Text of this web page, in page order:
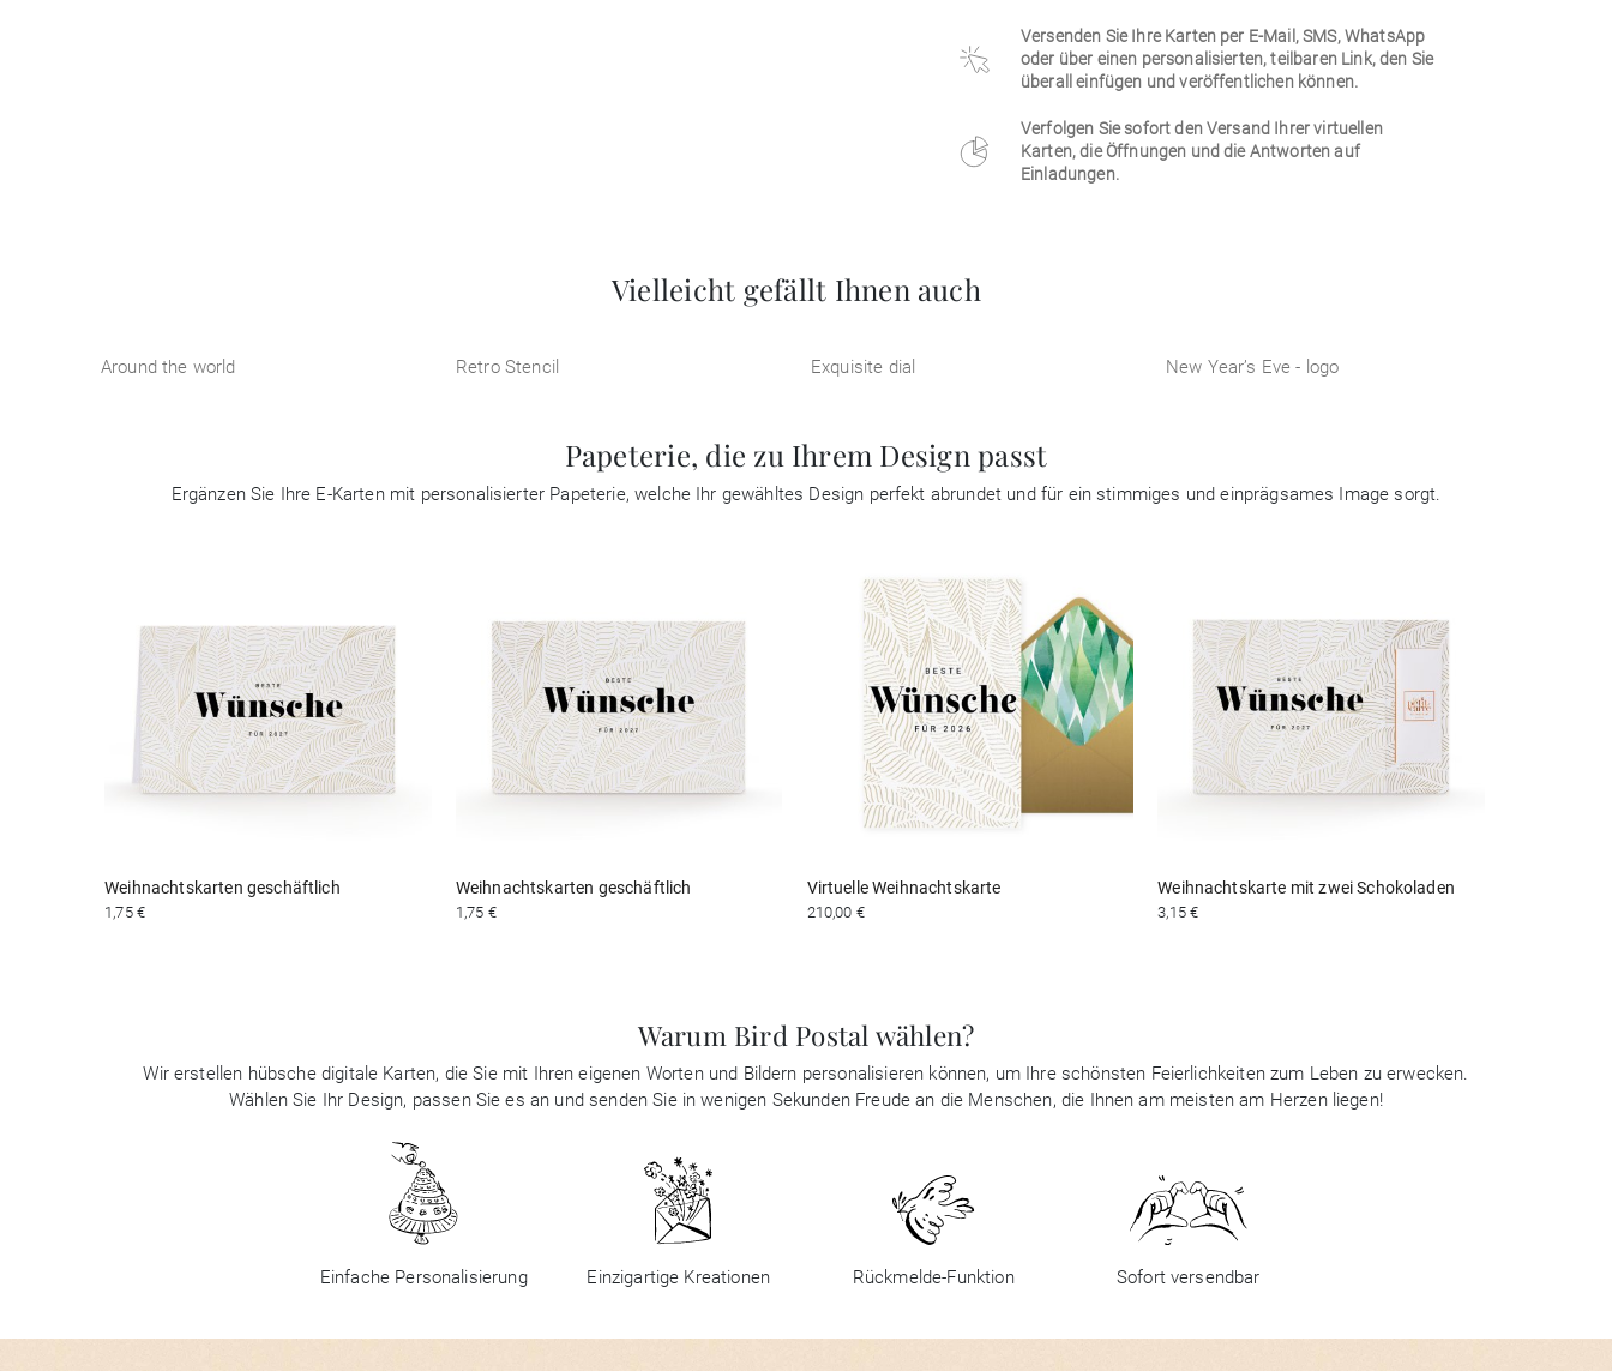
Versenden Sie Ihre Karten per E-Mail, SMS, WhatsApp
oder über einen personalisierten, teilbaren Link, den Sie
überall einfügen und veröffentlichen können.
Verfolgen Sie sofort den Versand Ihrer virtuellen
Karten, die Öffnungen und die Antworten auf
Einladungen.
Vielleicht gefällt Ihnen auch
Around the world Retro Stencil Exquisite dial New Year’s Eve - logo
Papeterie, die zu Ihrem Design passt
Ergänzen Sie Ihre E-Karten mit personalisierter Papeterie, welche Ihr gewähltes Design perfekt abrundet und für ein stimmiges und einprägsames Image sorgt.
Weihnachtskarten geschäftlich
1,75 €
Weihnachtskarten geschäftlich
1,75 €
Virtuelle Weihnachtskarte
210,00 €
Weihnachtskarte mit zwei Schokoladen
3,15 €
Warum Bird Postal wählen?
Wir erstellen hübsche digitale Karten, die Sie mit Ihren eigenen Worten und Bildern personalisieren können, um Ihre schönsten Feierlichkeiten zum Leben zu erwecken.
Wählen Sie Ihr Design, passen Sie es an und senden Sie in wenigen Sekunden Freude an die Menschen, die Ihnen am meisten am Herzen liegen!
Einfache Personalisierung Einzigartige Kreationen Rückmelde-Funktion Sofort versendbar